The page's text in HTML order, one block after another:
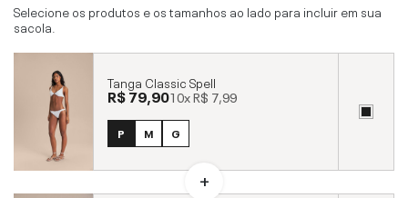
Selecione os produtos e os tamanhos ao lado para incluir em sua
sacola.
Tanga Classic Spell
R$ 79,9010xR$ 7,99
P M G